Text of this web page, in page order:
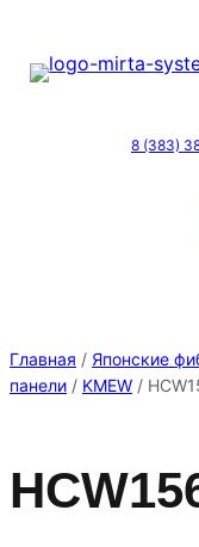
содержимому
8 (383)
Главная / Японские
панели / KMEW /